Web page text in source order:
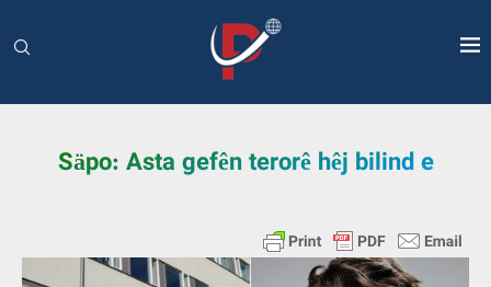
Säpo: Asta gefên terorê hêj bilind e